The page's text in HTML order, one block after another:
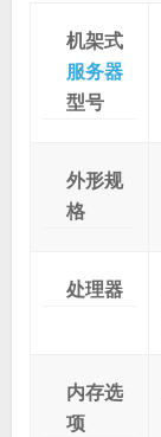
机架式
服务器
型号
外形规
格
处理器
内存选
项